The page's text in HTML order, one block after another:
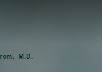
M.D.